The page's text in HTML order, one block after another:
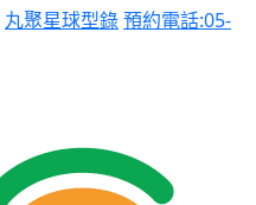
丸聚星球型錄預約電話:05-